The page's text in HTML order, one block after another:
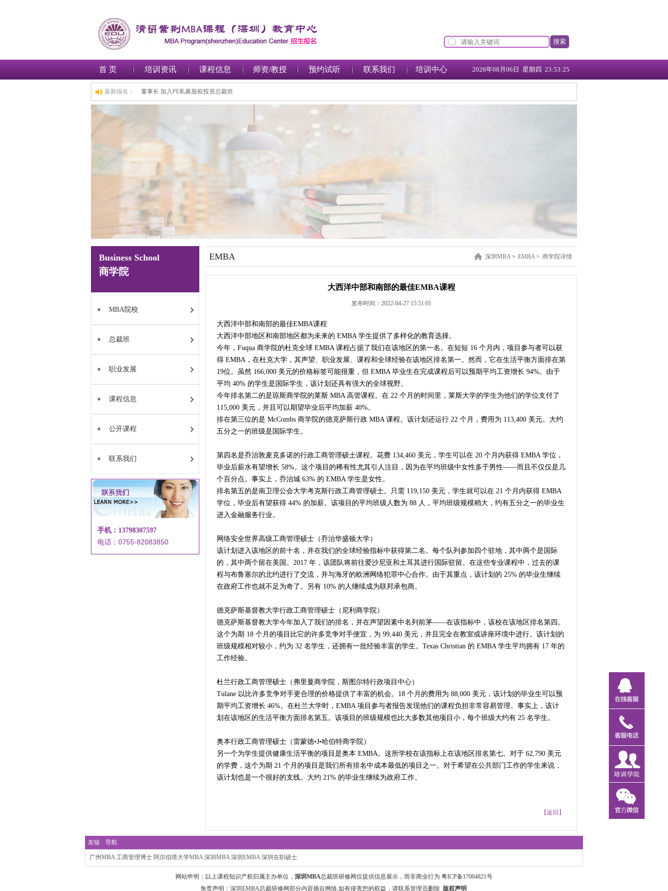
搜索
首 页 培训资讯 课程信息 师资/教授 预约试听 联系我们 培训中心 2026年08月06日 星期四 23:53:25
最新报名：
理(MBA)总裁班,1小时前,深圳***金融集团有限公司 董事长 加入PE私募股权投资总裁班
Business School
商学院
MBA院校
总裁班
职业发展
课程信息
公开课程
联系我们
手机：13798307597
电话：0755-82083850
深圳MBA> EMBA> 商学院详情
EMBA
大西洋中部和南部的最佳EMBA课程
发布时间：2022-04-27 15:51:01
大西洋中部和南部的最佳EMBA课程
大西洋中部地区和南部地区都为未来的 EMBA 学生提供了多样化的教育选择。
今年，Fuqua 商学院的杜克全球 EMBA 课程占据了我们在该地区的第一名。在短短 16 个月内，项目参与者可以获
得 EMBA，在杜克大学，其声望、职业发展、课程和全球经验在该地区排名第一。然而，它在生活平衡方面排在第
19位。虽然 166,000 美元的价格标签可能很重，但 EMBA 毕业生在完成课程后可以预期平均工资增长 94%。由于
平均 40% 的学生是国际学生，该计划还具有强大的全球视野。
今年排名第二的是琼斯商学院的莱斯 MBA 高管课程。在 22 个月的时间里，莱斯大学的学生为他们的学位支付了
115,000 美元，并且可以期望毕业后平均加薪 40%。
排在第三位的是 McCombs 商学院的德克萨斯行政 MBA 课程。该计划还运行 22 个月，费用为 113,400 美元。大约
五分之一的班级是国际学生。
第四名是乔治敦麦克多诺的行政工商管理硕士课程。花费 134,460 美元，学生可以在 20 个月内获得 EMBA 学位，
毕业后薪水有望增长 58%。这个项目的稀有性尤其引人注目，因为在平均班级中女性多于男性——而且不仅仅是几
个百分点。事实上，乔治城 63% 的 EMBA 学生是女性。
排名第五的是南卫理公会大学考克斯行政工商管理硕士。只需 119,150 美元，学生就可以在 21 个月内获得 EMBA
学位，毕业后有望获得 44% 的加薪。该项目的平均班级人数为 88 人，平均班级规模稍大，约有五分之一的毕业生
进入金融服务行业。
网络安全世界高级工商管理硕士（乔治华盛顿大学）
该计划进入该地区的前十名，并在我们的全球经验指标中获得第二名。每个队列参加四个驻地，其中两个是国际
的，其中两个留在美国。2017 年，该团队将前往爱沙尼亚和土耳其进行国际驻留。在这些专业课程中，过去的课
程与布鲁塞尔的北约进行了交流，并与海牙的欧洲网络犯罪中心合作。由于其重点，该计划的 25% 的毕业生继续
在政府工作也就不足为奇了。另有 10% 的人继续成为联邦承包商。
德克萨斯基督教大学行政工商管理硕士（尼利商学院）
德克萨斯基督教大学今年加入了我们的排名，并在声望因素中名列前茅——在该指标中，该校在该地区排名第四。
这个为期 18 个月的项目比它的许多竞争对手便宜，为 99,440 美元，并且完全在教室或讲座环境中进行。该计划的
班级规模相对较小，约为 32 名学生，还拥有一批经验丰富的学生。Texas Christian 的 EMBA 学生平均拥有 17 年的
工作经验。
杜兰行政工商管理硕士（弗里曼商学院，斯图尔特行政项目中心）
Tulane 以比许多竞争对手更合理的价格提供了丰富的机会。18 个月的费用为 88,000 美元，该计划的毕业生可以预
期平均工资增长 46%。在杜兰大学时，EMBA 项目参与者报告发现他们的课程负担非常容易管理。事实上，该计
划在该地区的生活平衡方面排名第五。该项目的班级规模也比大多数其他项目小，每个班级大约有 25 名学生。
奥本行政工商管理硕士（雷蒙德•J•哈伯特商学院）
另一个为学生提供健康生活平衡的项目是奥本 EMBA。这所学校在该指标上在该地区排名第七。对于 62,790 美元
的学费，这个为期 21 个月的项目是我们所有排名中成本最低的项目之一。对于希望在公共部门工作的学生来说，
该计划也是一个很好的支线。大约 21% 的毕业生继续为政府工作。
【返回】
友链 导航
广州MBA 工商管理博士 阿尔伯塔大学MBA 深圳MBA 深圳EMBA 深圳在职硕士
网站申明：以上课程知识产权归属主办单位， 深圳MBA总裁班研修网仅提供信息展示，而非商业行为 粤ICP备17004821号
免责声明：深圳EMBA总裁研修网部分内容摘自网络,如有侵害您的权益，请联系管理员删除 版权声明